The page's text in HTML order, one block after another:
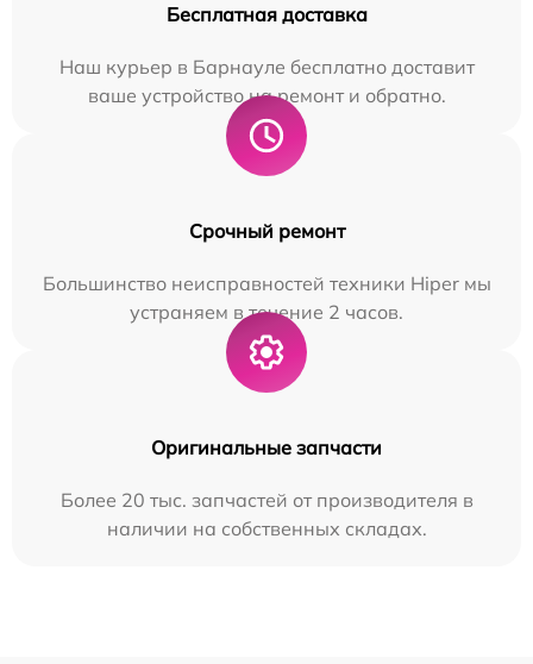
Бесплатная доставка
Наш курьер в Барнауле бесплатно доставит
ваше устройство на ремонт и обратно.
Срочный ремонт
Большинство неисправностей техники Hiper мы
устраняем в течение 2 часов.
Оригинальные запчасти
Более 20 тыс. запчастей от производителя в
наличии на собственных складах.